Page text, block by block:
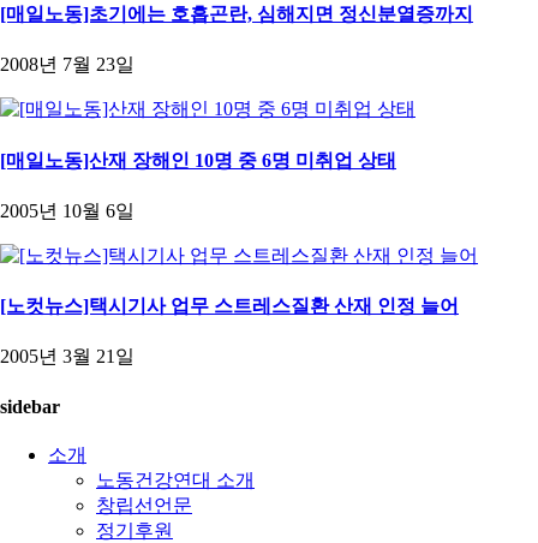
[매일노동]초기에는 호흡곤란, 심해지면 정신분열증까지
2008년 7월 23일
[매일노동]산재 장해인 10명 중 6명 미취업 상태
2005년 10월 6일
[노컷뉴스]택시기사 업무 스트레스질환 산재 인정 늘어
2005년 3월 21일
sidebar
소개
노동건강연대 소개
창립선언문
정기후원